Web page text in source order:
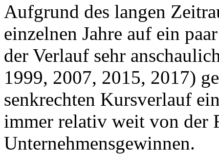
Aufgrund des langen
einzelnen Jahre auf ein
der Verlauf sehr
1999, 2007, 2015, 2017)
senkrechten Kursverlauf
immer relativ weit von der
Unternehmensgewinnen.